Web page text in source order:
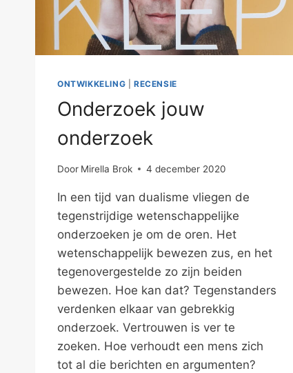
ONTWIKKELING RECENSIE
Onderzoek jouw
onderzoek
Door Mirella Brok 4 december 2020
In een tijd van dualisme vliegen de
tegenstrijdige wetenschappelijke
onderzoeken je om de oren. Het
wetenschappelijk bewezen zus, en het
tegenovergestelde zo zijn beiden
bewezen. Hoe kan dat? Tegenstanders
verdenken elkaar van gebrekkig
onderzoek. Vertrouwen is ver te
zoeken. Hoe verhoudt een mens zich
tot al die berichten en argumenten?